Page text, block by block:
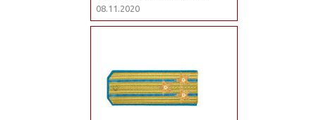
08.11.2020